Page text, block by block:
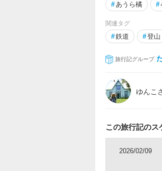
#あうら橘 #
関連タグ
#鉄道 #登山
旅行記グループ
ゆんこ
この旅行記のス
2026/02/09